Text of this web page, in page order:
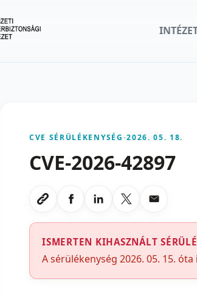
CVE SÉRÜLÉKENYSÉG-2026. 05. 18.
CVE-2026-42897
Link masolasa
Megosztas Facebookon
Megosztas LinkedInen
Megosztas X-en
ISMERTEN KIHASZNÁLT
A sérülékenység 2026. 05. 15.